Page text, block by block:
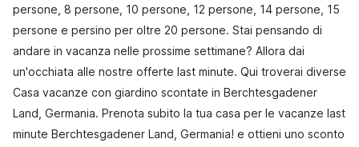
persone, 8 persone, 10 persone, 12 persone, 14 persone, 15
persone e persino per oltre 20 persone. Stai pensando di
andare in vacanza nelle prossime settimane? Allora dai
un'occhiata alle nostre offerte last minute. Qui troverai diverse
Casa vacanze con giardino scontate in Berchtesgadener
Land, Germania. Prenota subito la tua casa per le vacanze last
minute Berchtesgadener Land, Germania! e ottieni uno sconto